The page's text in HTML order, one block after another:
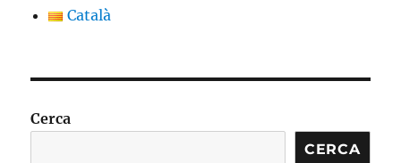
Català
Cerca
CERCA